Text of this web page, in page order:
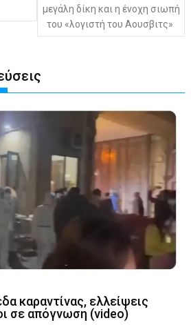
μεγάλη δίκη και η ένοχη σιωπή
του «λογιστή του Αουσβιτς»
καραντίνας, ελλείψεις
σε απόγνωση (video)